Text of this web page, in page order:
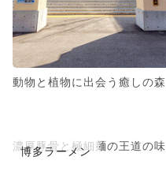
動物と植物に出会う癒しの森
博多ラーメン
濃厚豚骨と極細麺の王道の味